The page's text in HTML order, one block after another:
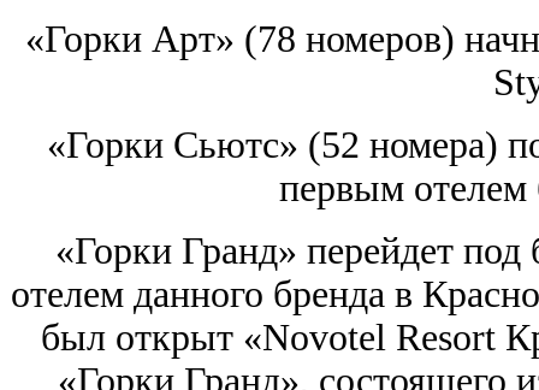
«Горки Арт» (78 номеров)
«Горки Сьютс» (52 номера)
первым отелем
«Горки Гранд» перейдет
отелем данного бренда в
был открыт «Novotel Resort
«Горки Гранд», состоящего